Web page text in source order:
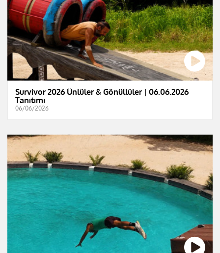
Survivor 2026 Ünlüler & Gönüllüler | 06.06.2026
Tanıtımı
06/06/2026